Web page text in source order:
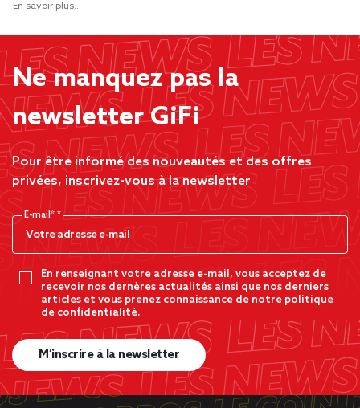
En savoir plus...
Ne manquez pas la
newsletter GiFi
Pour être informé des nouveautés et des offres
privées, inscrivez-vous à la newsletter
E-mail*
En renseignant votre adresse e-mail, vous acceptez de
recevoir nos dernères actualités ainsi que nos derniers
articles et vous prenez connaissance de notre politique
de confidentialité.
M’inscrire à la newsletter